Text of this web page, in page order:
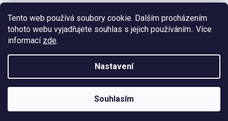
Tento web používá soubory cookie. Dalším procházením
tohoto webu vyjadřujete souhlas s jejich používáním.. Více
informací zde.
Nastavení
Souhlasím